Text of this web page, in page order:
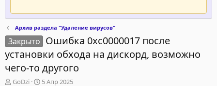
Архив раздела "Удаление вирусов"
Закрыто Ошибка 0xc0000017 после
установки обхода на дискорд, возможно
чего-то другого
А
GoDzi
Д
5 Апр 2025